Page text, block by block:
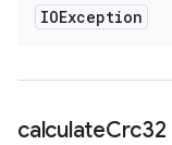
IOException
calculateCrc32